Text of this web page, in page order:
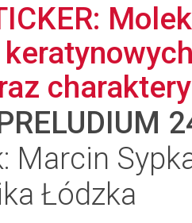
Marcin
Łódzka